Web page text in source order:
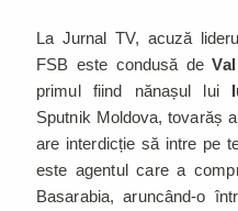
La Jurnal TV, acuză
FSB este condusă de
primul fiind nănașul lui
Sputnik Moldova, tovarăș
are interdicție să intre pe
este agentul care a
Basarabia, aruncând-o